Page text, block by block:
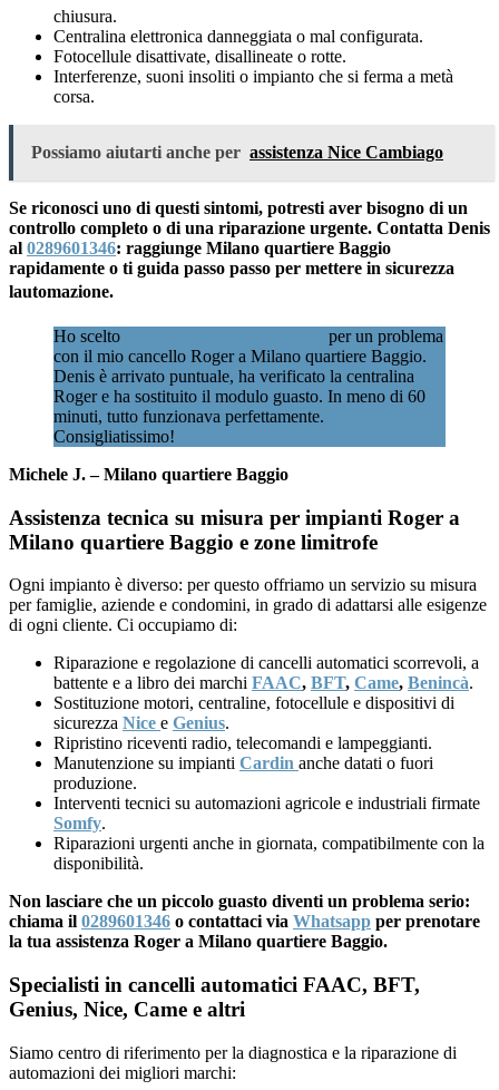
chiusura.
Centralina elettronica danneggiata o mal configurata.
Fotocellule disattivate, disallineate o rotte.
Interferenze, suoni insoliti o impianto che si ferma a metà
corsa.
Possiamo aiutarti anche per assistenza Nice Cambiago
Se riconosci uno di questi sintomi, potresti aver bisogno di un
controllo completo o di una riparazione urgente. Contatta Denis
al 0289601346: raggiunge Milano quartiere Baggio
rapidamente o ti guida passo passo per mettere in sicurezza
lautomazione.
Ho scelto
per un problema
con il mio cancello Roger a Milano quartiere Baggio.
Denis è arrivato puntuale, ha verificato la centralina
Roger e ha sostituito il modulo guasto. In meno di 60
minuti, tutto funzionava perfettamente.
Consigliatissimo!
Michele J. – Milano quartiere Baggio
Assistenza tecnica su misura per impianti Roger a
Milano quartiere Baggio e zone limitrofe
Ogni impianto è diverso: per questo offriamo un servizio su misura
per famiglie, aziende e condomini, in grado di adattarsi alle esigenze
di ogni cliente. Ci occupiamo di:
Riparazione e regolazione di cancelli automatici scorrevoli, a
battente e a libro dei marchi FAAC, BFT, Came, Benincà.
Sostituzione motori, centraline, fotocellule e dispositivi di
sicurezza Nice e Genius.
Ripristino riceventi radio, telecomandi e lampeggianti.
Manutenzione su impianti Cardin anche datati o fuori
produzione.
Interventi tecnici su automazioni agricole e industriali firmate
Somfy.
Riparazioni urgenti anche in giornata, compatibilmente con la
disponibilità.
Non lasciare che un piccolo guasto diventi un problema serio:
chiama il 0289601346 o contattaci via Whatsapp per prenotare
la tua assistenza Roger a Milano quartiere Baggio.
Specialisti in cancelli automatici FAAC, BFT,
Genius, Nice, Came e altri
Siamo centro di riferimento per la diagnostica e la riparazione di
automazioni dei migliori marchi: